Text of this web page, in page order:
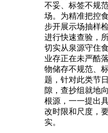
不妥、标签不规
场。为精准把控
步开展示场抽样
进行快速查验，
切实从泉源守住
业存正在未严酷
物储存不规范、
题，针对此类节
隙，查抄组就地
根源，一一提出
改时限和尺度，
实。